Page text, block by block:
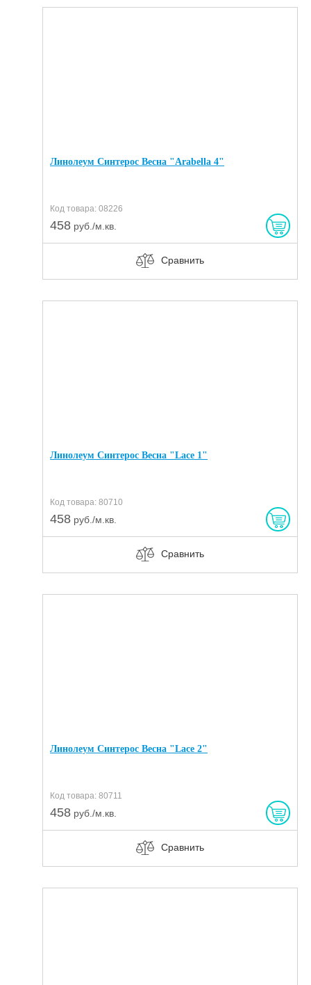
Электрика
Линолеум Синтерос Весна "Arabella 4"
Код товара: 08226
458 руб./м.кв.
Сравнить
Линолеум Синтерос Весна "Lace 1"
Код товара: 80710
458 руб./м.кв.
Сравнить
Линолеум Синтерос Весна "Lace 2"
Код товара: 80711
458 руб./м.кв.
Сравнить